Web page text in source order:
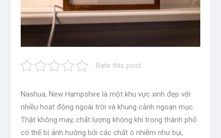
Rate this post
Nashua, New Hampshire là một khu vực xinh đẹp với
nhiều hoạt động ngoài trời và khung cảnh ngoạn mục.
Thật không may, chất lượng không khí trong thành phố
có thể bị ảnh hưởng bởi các chất ô nhiễm như bụi,